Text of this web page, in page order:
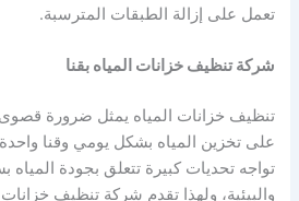
تعمل على إزالة الطبقات المترسبة.
شركة تنظيف خزانات المياه بقنا
تنظيف خزانات المياه يمثل ضرورة
على تخزين المياه بشكل يومي وقنا
تواجه تحديات كبيرة تتعلق بجودة المياه
والبيئية، ولهذا تقدم شركة تنظيف